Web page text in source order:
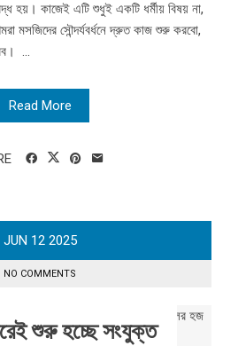
হয়। কাজেই এটি শুধুই একটি ধর্মীয় বিষয় না,
মসজিদের সৌন্দর্যবর্ধনে দ্রুত কাজ শুরু করবো,
...
Read More
JUN 12 2025
NO COMMENTS
শুরু হচ্ছে সংযুক্ত